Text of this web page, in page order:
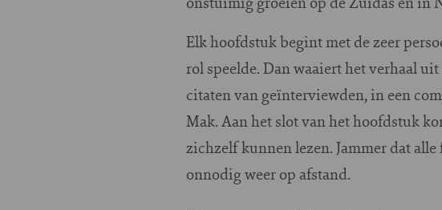
Elk hoofdstuk begint met de zeer
rol speelde. Dan waaiert het verhaal
citaten van geïnterviewden, in een
Mak. Aan het slot van het hoofdstuk
zichzelf kunnen lezen. Jammer dat
onnodig weer op afstand.